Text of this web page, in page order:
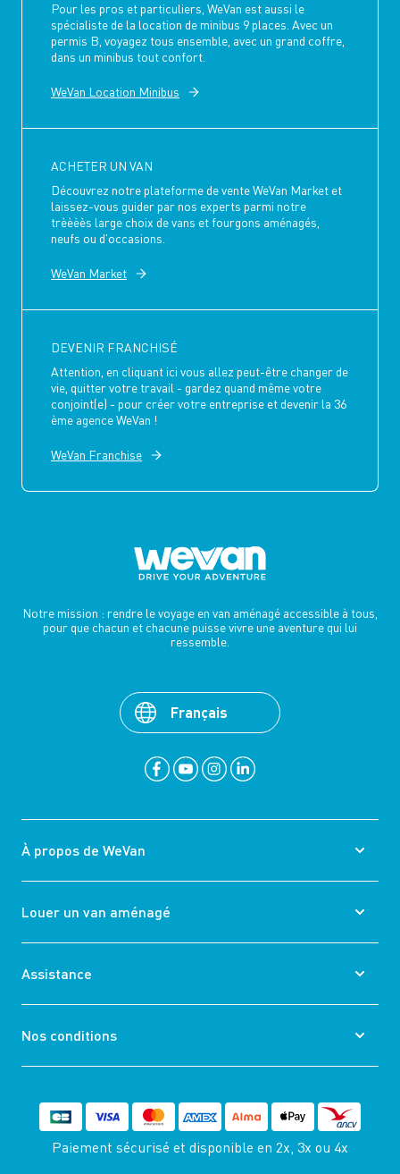
Pour les pros et particuliers, WeVan est aussi le
spécialiste de la location de minibus 9 places. Avec un
permis B, voyagez tous ensemble, avec un grand coffre,
dans un minibus tout confort.
WeVan Location Minibus
ACHETER UN VAN
Découvrez notre plateforme de vente WeVan Market et
laissez-vous guider par nos experts parmi notre
trèèèès large choix de vans et fourgons aménagés,
neufs ou d'occasions.
WeVan Market
DEVENIR FRANCHISÉ
Attention, en cliquant ici vous allez peut-être changer de
vie, quitter votre travail - gardez quand même votre
conjoint(e) - pour créer votre entreprise et devenir la 36
ème agence WeVan !
WeVan Franchise
Notre mission : rendre le voyage en van aménagé accessible à tous,
pour que chacun et chacune puisse vivre une aventure qui lui
ressemble.
À propos de WeVan
Louer un van aménagé
Assistance
Nos conditions
Français
Paiement sécurisé et disponible en 2x, 3x ou 4x